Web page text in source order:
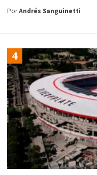
PorAndrés Sanguinetti